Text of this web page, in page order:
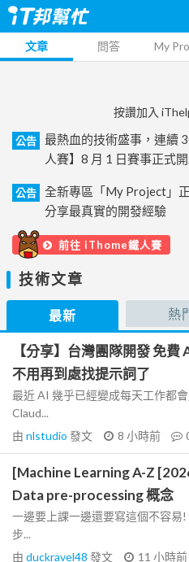
文章 問答 My
按讚加入
公告
最熱血的技術盛事，連續
人賽】8 月 1 日賽事正式開
公告
全新專區「My Project」
分享最真實的開發經驗
前往 iThome鐵人賽
技術文章
最新 熱
【分享】台灣團隊開發 免
不用再到處找提示詞了
最近 AI 幾乎已經變成每天工作都
Claud...
由 nlstudio 發文 8 小時前
[Machine Learning A-Z
Data pre-processing 概念
一邊要上課一邊還要寫這個不容易
步...
由 duckravel48 發文 11 小時前